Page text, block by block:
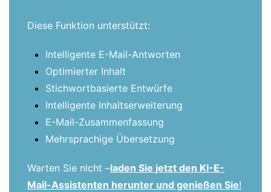
Diese Funktion unterstützt:
Intelligente E-Mail-Antworten
Optimierter Inhalt
Stichwortbasierte Entwürfe
Intelligente Inhaltserweiterung
E-Mail-Zusammenfassung
Mehrsprachige Übersetzung
Warten Sie nicht –laden Sie jetzt den KI-E-
Mail-Assistenten herunter und genießen Sie!